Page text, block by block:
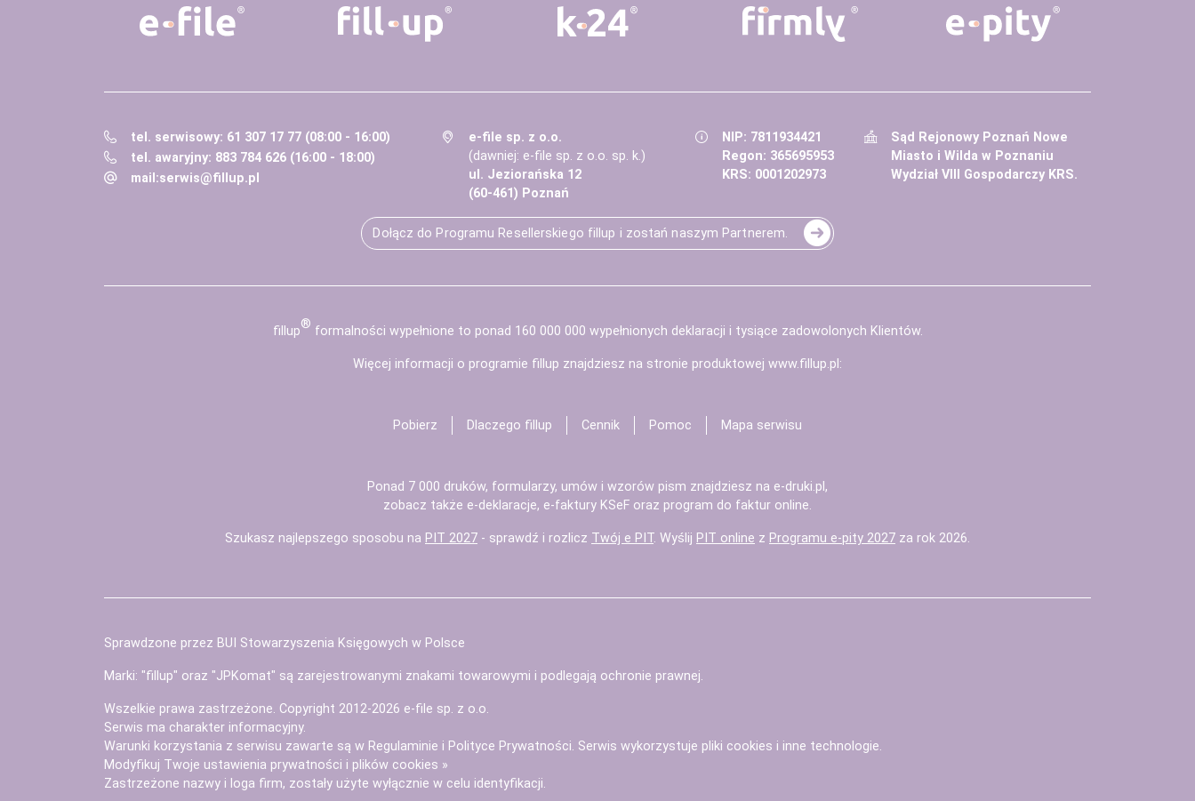
tel. serwisowy: 61 307 17 77 (08:00 - 16:00)
tel. awaryjny: 883 784 626 (16:00 - 18:00)
mail:serwis@fillup.pl
e-file sp. z o.o.
(dawniej: e-file sp. z o.o. sp. k.)
ul. Jeziorańska 12
(60-461) Poznań
NIP: 7811934421
Regon: 365695953
KRS: 0001202973
Sąd Rejonowy Poznań Nowe
Miasto i Wilda w Poznaniu
Wydział VIII Gospodarczy KRS.
Dołącz do Programu Resellerskiego fillup i zostań naszym Partnerem.
fill up® formalności wypełnione to ponad 160 000 000 wypełnionych deklaracji i tysiące zadowolonych Klientów.
Więcej informacji o programie fillup znajdziesz na stronie produktowej www.fillup.pl :
Pobierz Dlaczego fillup Cennik Pomoc Mapa serwisu
Ponad 7 000 druków, formularzy, umów i wzorów pism znajdziesz na e-druki.pl ,
zobacz także e-deklaracje, e-faktury KSeF oraz program do faktur online.
Szukasz najlepszego sposobu na PIT 2027 - sprawdź i rozlicz Twój e PIT. Wyślij PIT online z Programu e-pity 2027 za rok 2026.
Sprawdzone przez BUI Stowarzyszenia Księgowych w Polsce
Marki: "fillup" oraz "JPKomat" są zarejestrowanymi znakami towarowymi i podlegają ochronie prawnej.
Wszelkie prawa zastrzeżone. Copyright 2012-2026 e-file sp. z o.o.
Serwis ma charakter informacyjny.
Warunki korzystania z serwisu zawarte są w Regulaminie i Polityce Prywatności. Serwis wykorzystuje pliki cookies i inne technologie.
Modyfikuj Twoje ustawienia prywatności i plików cookies »
Zastrzeżone nazwy i loga firm, zostały użyte wyłącznie w celu identyfikacji.